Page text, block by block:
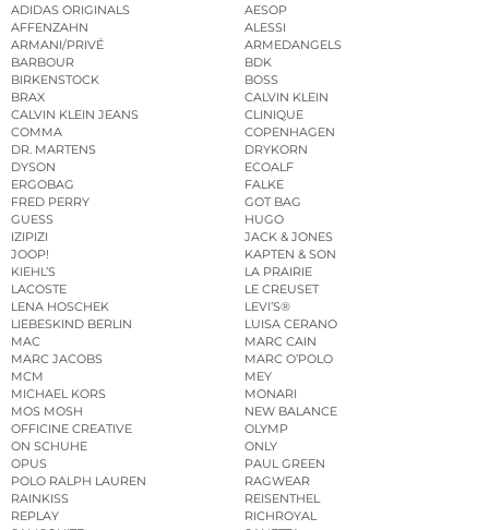
ADIDAS ORIGINALS
AESOP
AFFENZAHN
ALESSI
ARMANI/PRIVÉ
ARMEDANGELS
BARBOUR
BDK
BIRKENSTOCK
BOSS
BRAX
CALVIN KLEIN
CALVIN KLEIN JEANS
CLINIQUE
COMMA
COPENHAGEN
DR. MARTENS
DRYKORN
DYSON
ECOALF
ERGOBAG
FALKE
FRED PERRY
GOT BAG
GUESS
HUGO
IZIPIZI
JACK & JONES
JOOP!
KAPTEN & SON
KIEHL’S
LA PRAIRIE
LACOSTE
LE CREUSET
LENA HOSCHEK
LEVI’S®
LIEBESKIND BERLIN
LUISA CERANO
MAC
MARC CAIN
MARC JACOBS
MARC O’POLO
MCM
MEY
MICHAEL KORS
MONARI
MOS MOSH
NEW BALANCE
OFFICINE CREATIVE
OLYMP
ON SCHUHE
ONLY
OPUS
PAUL GREEN
POLO RALPH LAUREN
RAGWEAR
RAINKISS
REISENTHEL
REPLAY
RICHROYAL